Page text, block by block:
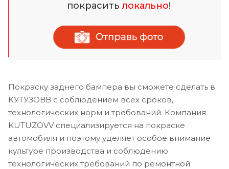
покраситьлокально!
Покраску заднего бампера вы сможете сделать в
КУТУЗОВВ с соблюдением всех сроков,
технологических норм и требований. Компания
KUTUZOVV специализируется на покраске
автомобиля и поэтому уделяет особое внимание
культуре производства и соблюдению
технологических требований по ремонтной